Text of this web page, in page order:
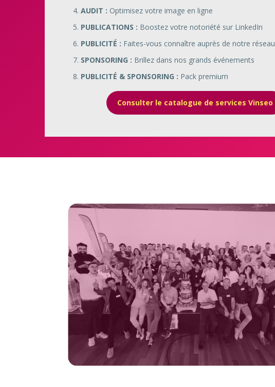
4. AUDIT : Optimisez votre image en ligne
5. PUBLICATIONS : Boostez votre notoriété sur LinkedIn
6. PUBLICITÉ : Faites-vous connaître auprès de notre réseau
7. SPONSORING : Brillez dans nos grands événements
8. PUBLICITÉ & SPONSORING : Pack premium
Consulter le catalogue de services Vinseo